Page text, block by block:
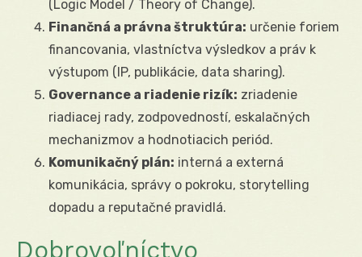
(Logic Model / Theory of Change).
Finančná a právna štruktúra: určenie foriem
financovania, vlastníctva výsledkov a práv k
výstupom (IP, publikácie, data sharing).
Governance a riadenie rizík: zriadenie
riadiacej rady, zodpovedností, eskalačných
mechanizmov a hodnotiacich periód.
Komunikačný plán: interná a externá
komunikácia, správy o pokroku, storytelling
dopadu a reputačné pravidlá.
Dobrovoľníctvo